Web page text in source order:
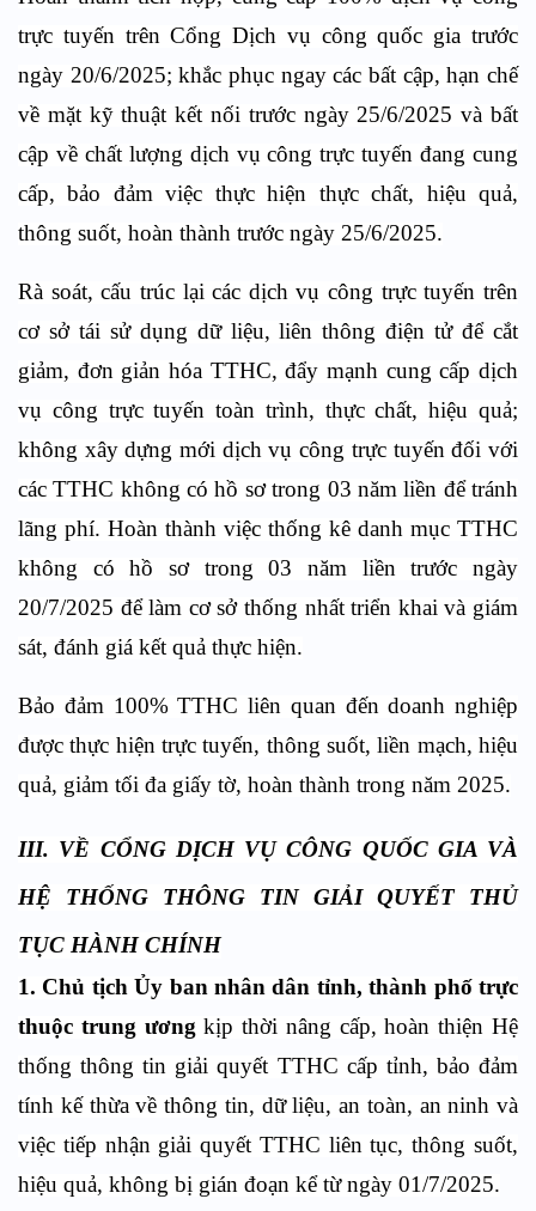
trực tuyến trên Cổng Dịch vụ công quốc gia trước
ngày 20/6/2025; khắc phục ngay các bất cập, hạn chế
về mặt kỹ thuật kết nối trước ngày 25/6/2025 và bất
cập về chất lượng dịch vụ công trực tuyến đang cung
cấp, bảo đảm việc thực hiện thực chất, hiệu quả,
thông suốt, hoàn thành trước ngày 25/6/2025.
Rà soát, cấu trúc lại các dịch vụ công trực tuyến trên
cơ sở tái sử dụng dữ liệu, liên thông điện tử để cắt
giảm, đơn giản hóa TTHC, đẩy mạnh cung cấp dịch
vụ công trực tuyến toàn trình, thực chất, hiệu quả;
không xây dựng mới dịch vụ công trực tuyến đối với
các TTHC không có hồ sơ trong 03 năm liền để tránh
lãng phí. Hoàn thành việc thống kê danh mục TTHC
không có hồ sơ trong 03 năm liền trước ngày
20/7/2025 để làm cơ sở thống nhất triển khai và giám
sát, đánh giá kết quả thực hiện.
Bảo đảm 100% TTHC liên quan đến doanh nghiệp
được thực hiện trực tuyến, thông suốt, liền mạch, hiệu
quả, giảm tối đa giấy tờ, hoàn thành trong năm 2025.
III. VỀ CỔNG DỊCH VỤ CÔNG QUỐC GIA VÀ
HỆ THỐNG THÔNG TIN GIẢI QUYẾT THỦ
TỤC HÀNH CHÍNH
1. Chủ tịch Ủy ban nhân dân tỉnh, thành phố trực
thuộc trung ươngkịp thời nâng cấp, hoàn thiện Hệ
thống thông tin giải quyết TTHC cấp tỉnh, bảo đảm
tính kế thừa về thông tin, dữ liệu, an toàn, an ninh và
việc tiếp nhận giải quyết TTHC liên tục, thông suốt,
hiệu quả, không bị gián đoạn kể từ ngày 01/7/2025.